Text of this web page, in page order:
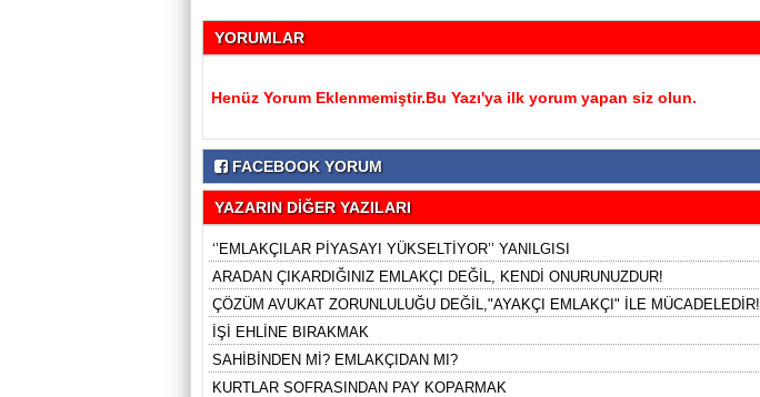
YORUMLAR
Henüz Yorum Eklenmemiştir.Bu Yazı'ya ilk yorum yapan siz olun.
FACEBOOK YORUM
YAZARIN DİĞER YAZILARI
‘’EMLAKÇILAR PİYASAYI YÜKSELTİYOR’’ YANILGISI
ARADAN ÇIKARDIĞINIZ EMLAKÇI DEĞİL, KENDİ ONURUNUZDUR!
ÇÖZÜM AVUKAT ZORUNLULUĞU DEĞİL,"AYAKÇI EMLAKÇI" İLE MÜCADELEDİR!
İŞİ EHLİNE BIRAKMAK
SAHİBİNDEN Mİ? EMLAKÇIDAN MI?
KURTLAR SOFRASINDAN PAY KOPARMAK